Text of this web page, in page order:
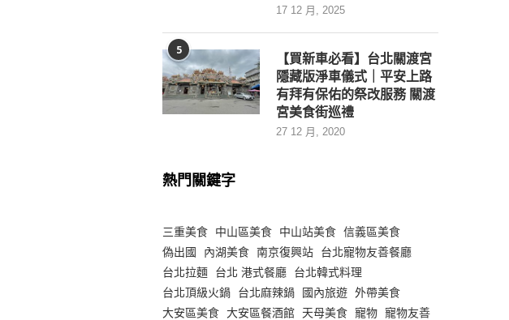
17 12 月, 2025
5
【買新車必看】台北關渡宮
隱藏版淨車儀式｜平安上路
有拜有保佑的祭改服務 關渡
宮美食街巡禮
27 12 月, 2020
熱門關鍵字
三重美食 中山區美食 中山站美食 信義區美食
偽出國
內湖美食 南京復興站
台北寵物友善餐廳
台北拉麵
台北 港式餐廳
台北韓式料理
台北頂級火鍋
台北麻辣鍋 國內旅遊 外帶美食
大安區美食 大安區餐酒館 天母美食 寵物 寵物友善